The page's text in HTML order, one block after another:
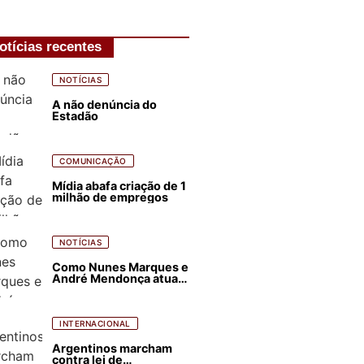
recentes
NOTÍCIAS
A não denúncia do
Estadão
COMUNICAÇÃO
Mídia abafa criação de 1
milhão de empregos
NOTÍCIAS
Como Nunes Marques e
André Mendonça atuam
INTERNACIONAL
Argentinos marcham
contra lei de